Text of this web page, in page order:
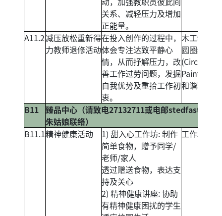
关系、减轻压力及增加
正能量。
A11.2减压放松重新得
力教师退修活动
在投入创作的过程中，
体会专注达致平静心
情，从而抒解压力，改
善工作过劳问题，发掘
自我优势及重拾工作初
衷。
木工制作、
圆圈绘画
(Circle
Painting)、
和谐粉彩。
B11 臻品中心（请致电27132711或电邮
朱姑娘联络）
B11.1精神健康活动
1) 甜入心工作坊: 制作
简单食物，赠予同学/
老师/家人
透过赠送食物，表达支
持及关心
2) 精神健康讲座: 协助
有精神健康困扰的学生
工作坊